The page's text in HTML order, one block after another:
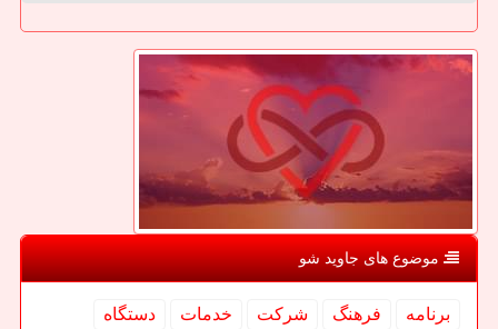
موضوع های جاوید شو
برنامه فرهنگ شركت خدمات
دستگاه